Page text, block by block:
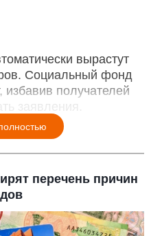
вырастут
Социальный фонд
избавив получателей
заявления.
перечень причин